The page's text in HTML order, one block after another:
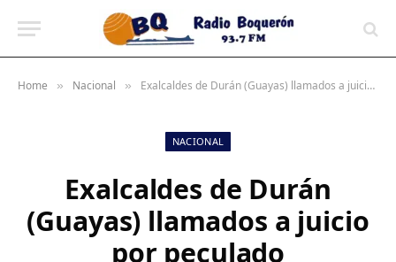
Home » Nacional » Exalcaldes de Durán (Guayas) llamados a juicio por peculado
NACIONAL
Exalcaldes de Durán
(Guayas) llamados a juicio
por peculado